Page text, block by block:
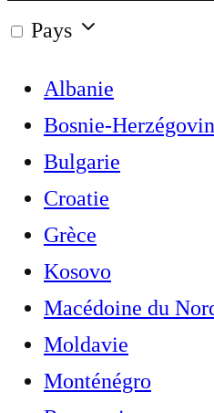
Pays
Albanie
Bosnie-
Bulgarie
Croatie
Grèce
Kosovo
Macédoine du
Moldavie
Monténégro